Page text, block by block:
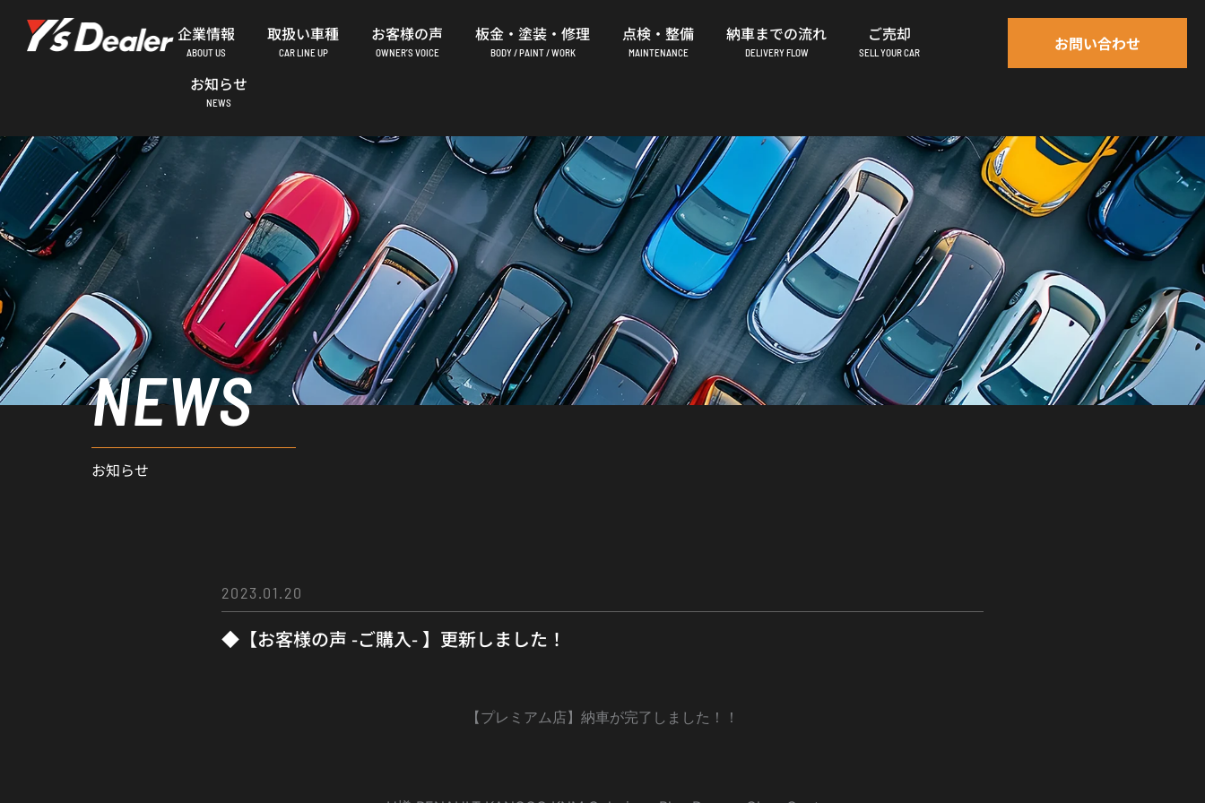
ッ
プ
企業情報
ABOUT US
取扱い車種
CAR LINE UP
お客様の声
OWNER’S VOICE
板金・塗装・修理
BODY / PAINT / WORK
点検・整備
MAINTENANCE
納車までの流れ
DELIVERY FLOW
ご売却
SELL YOUR CAR
お知らせ
NEWS
お問い合わせ
NEWS
お知らせ
2023.01.20
◆【お客様の声 -ご購入- 】更新しました！
【プレミアム店】納車が完了しました！！